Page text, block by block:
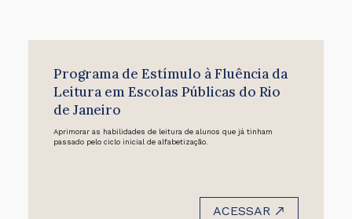
Programa de Estímulo à Fluência da
Leitura em Escolas Públicas do Rio
de Janeiro
Aprimorar as habilidades de leitura de alunos que já tinham
passado pelo ciclo inicial de alfabetização.
ACESSAR